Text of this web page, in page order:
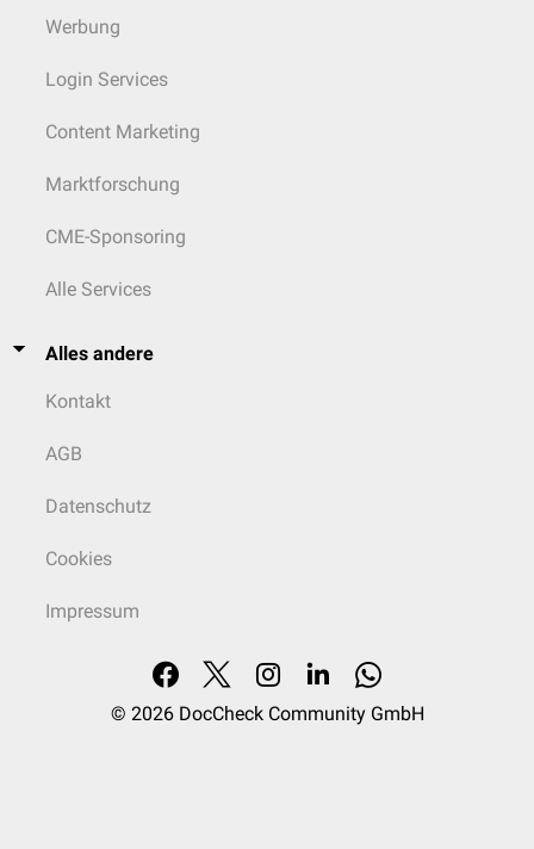
Werbung
Login Services
Content Marketing
Marktforschung
CME-Sponsoring
Alle Services
Alles andere
Kontakt
AGB
Datenschutz
Cookies
Impressum
© 2026 DocCheck Community GmbH